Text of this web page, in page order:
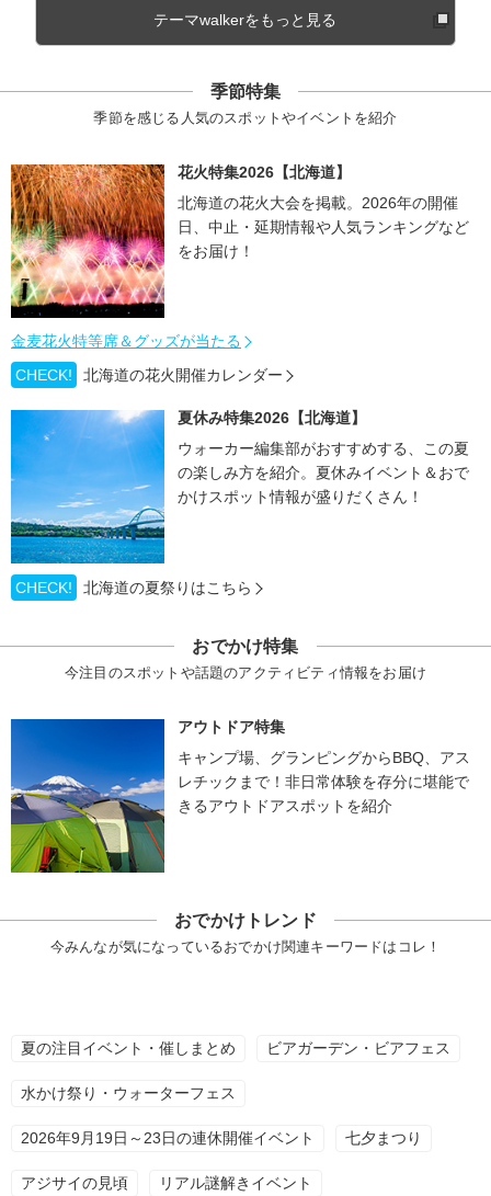
テーマwalkerをもっと見る
季節特集
季節を感じる人気のスポットやイベントを紹介
花火特集2026【北海道】
北海道の花火大会を掲載。2026年の開催
日、中止・延期情報や人気ランキングなど
をお届け！
金麦花火特等席＆グッズが当たる
CHECK!
北海道の花火開催カレンダー
夏休み特集2026【北海道】
ウォーカー編集部がおすすめする、この夏
の楽しみ方を紹介。夏休みイベント＆おで
かけスポット情報が盛りだくさん！
CHECK! 北海道の夏祭りはこちら
おでかけ特集
今注目のスポットや話題のアクティビティ情報をお届け
アウトドア特集
キャンプ場、グランピングからBBQ、アス
レチックまで！非日常体験を存分に堪能で
きるアウトドアスポットを紹介
おでかけトレンド
今みんなが気になっているおでかけ関連キーワードはコレ！
夏の注目イベント・催しまとめ ビアガーデン・ビアフェス
水かけ祭り・ウォーターフェス
2026年9月19日～23日の連休開催イベント 七夕まつり
アジサイの見頃 リアル謎解きイベント